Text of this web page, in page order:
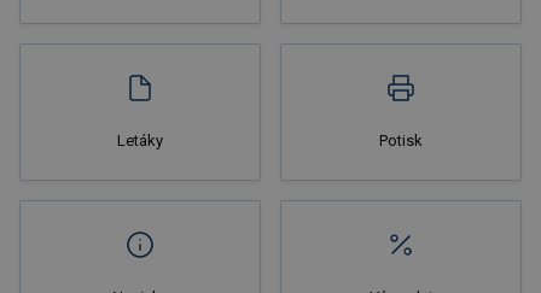
Letáky Potisk